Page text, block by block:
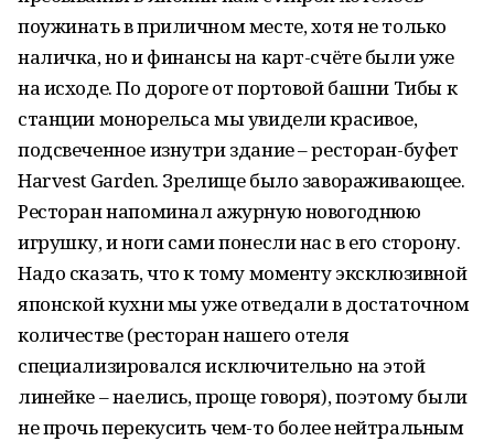
поужинать в приличном месте, хотя не только
наличка, но и финансы на карт-счёте были уже
на исходе. По дороге от портовой башни Тибы к
станции монорельса мы увидели красивое,
подсвеченное изнутри здание – ресторан-буфет
Harvest Garden. Зрелище было завораживающее.
Ресторан напоминал ажурную новогоднюю
игрушку, и ноги сами понесли нас в его сторону.
Надо сказать, что к тому моменту эксклюзивной
японской кухни мы уже отведали в достаточном
количестве (ресторан нашего отеля
специализировался исключительно на этой
линейке – наелись, проще говоря), поэтому были
не прочь перекусить чем-то более нейтральным